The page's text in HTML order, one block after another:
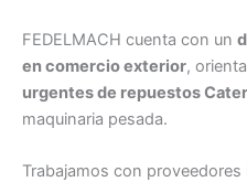
FEDELMACH cuenta con un
en comercio exterior,
urgentes de repuestos
maquinaria pesada.
Trabajamos con